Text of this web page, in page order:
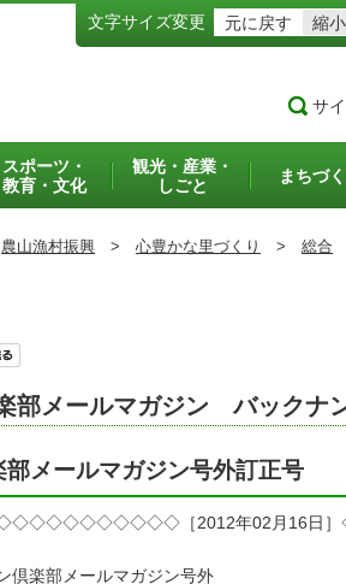
文字サイズ変更 元に戻す 縮小
サ
スポーツ・
教育・文化
観光・産業・
しごと
まちづ
農山漁村振興 > 心豊かな里づくり > 総合
部メールマガジン バックナ
メールマガジン号外訂正号
［2012年02月16日
メールマガジン号外